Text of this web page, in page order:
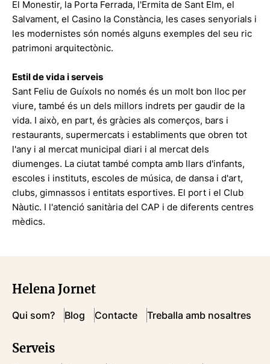
El Monestir, la Porta Ferrada, l'Ermita de Sant Elm, el
Salvament, el Casino la Constància, les cases senyorials i
les modernistes són només alguns exemples del seu ric
patrimoni arquitectònic.
Estil de vida i serveis
Sant Feliu de Guíxols no només és un molt bon lloc per
viure, també és un dels millors indrets per gaudir de la
vida. I això, en part, és gràcies als comerços, bars i
restaurants, supermercats i establiments que obren tot
l'any i al mercat municipal diari i al mercat dels
diumenges. La ciutat també compta amb llars d'infants,
escoles i instituts, escoles de música, de dansa i d'art,
clubs, gimnassos i entitats esportives. El port i el Club
Nàutic. I l'atenció sanitària del CAP i de diferents centres
mèdics.
Helena Jornet
Qui som? Blog Contacte Treballa amb nosaltres
Serveis